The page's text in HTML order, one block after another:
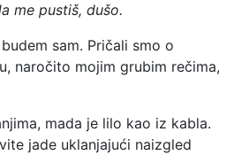
me pustiš, dušo.
sam. Pričali smo o
naročito mojim grubim rečima,
mada je lilo kao iz kabla.
jade uklanjajući naizgled